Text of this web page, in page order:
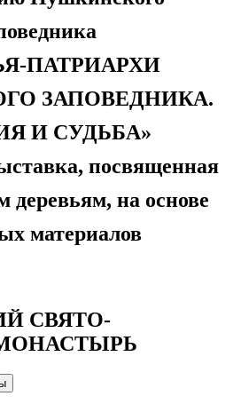
ПАТРИАРХИ
ЗАПОВЕДНИКА.
И СУДЬБА»
посвященная
на основе
материалов
СВЯТО-
Горы